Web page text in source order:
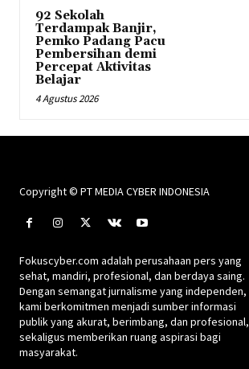
92 Sekolah
Terdampak Banjir,
Pemko Padang Pacu
Pembersihan demi
Percepat Aktivitas
Belajar
4 Agustus 2026
Copyright © PT MEDIA CYBER INDONESIA
Fokuscyber.com adalah perusahaan pers yang
sehat, mandiri, profesional, dan berdaya saing.
Dengan semangat jurnalisme yang independen,
kami berkomitmen menjadi sumber informasi
publik yang akurat, berimbang, dan profesional,
sekaligus memberikan ruang aspirasi bagi
masyarakat.